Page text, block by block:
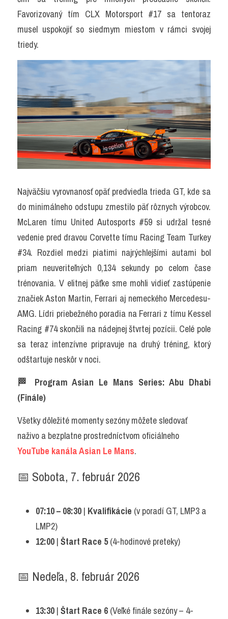
Favorizovaný tím CLX Motorsport #17 sa tentoraz
musel uspokojiť so siedmym miestom v rámci svojej
triedy.
Najväčšiu vyrovnanosť opäť predviedla trieda GT, kde sa
do minimálneho odstupu zmestilo päť rôznych výrobcov.
McLaren tímu United Autosports #59 si udržal tesné
vedenie pred dravou Corvette tímu Racing Team Turkey
#34. Rozdiel medzi piatimi najrýchlejšími autami bol
priam neuveriteľných 0,134 sekundy po celom čase
trénovania. V elitnej päťke sme mohli vidieť zastúpenie
značiek Aston Martin, Ferrari aj nemeckého Mercedesu-
AMG. Lídri priebežného poradia na Ferrari z tímu Kessel
Racing #74 skončili na nádejnej štvrtej pozícii. Celé pole
sa teraz intenzívne pripravuje na druhý tréning, ktorý
odštartuje neskôr v noci.
🏁 Program Asian Le Mans Series: Abu Dhabi
(Finále)
Všetky dôležité momenty sezóny môžete sledovať
YouTube kanála Asian Le Mans.
📅 Sobota, 7. február 2026
07:10 – 08:30 | Kvalifikácie (v poradí GT, LMP3 a
LMP2)
12:00 | Štart Race 5 (4-hodinové preteky)
📅 Nedeľa, 8. február 2026
13:30 | Štart Race 6 (Veľké finále sezóny – 4-